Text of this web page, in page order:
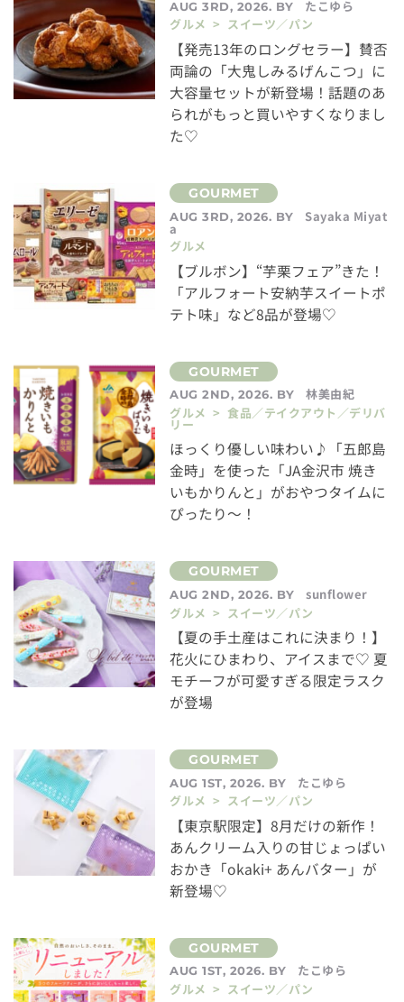
AUG 3RD, 2026. BY
たこゆら
グルメ > スイーツ／パン
【発売13年のロングセラー】賛否
両論の「大鬼しみるげんこつ」に
大容量セットが新登場！話題のあ
られがもっと買いやすくなりまし
た♡
AUG 3RD, 2026. BY Sayaka Miyat
a
グルメ
【ブルボン】“芋栗フェア”きた！
「アルフォート安納芋スイートポ
テト味」など8品が登場♡
AUG 2ND, 2026. BY
林美由紀
グルメ > 食品／テイクアウト／デリバ
リー
ほっくり優しい味わい♪「五郎島
金時」を使った「JA金沢市 焼き
いもかりんと」がおやつタイムに
ぴったり～！
AUG 2ND, 2026. BY
sunflower
グルメ > スイーツ／パン
【夏の手土産はこれに決まり！】
花火にひまわり、アイスまで♡ 夏
モチーフが可愛すぎる限定ラスク
が登場
AUG 1ST, 2026. BY
たこゆら
グルメ > スイーツ／パン
【東京駅限定】8月だけの新作！
あんクリーム入りの甘じょっぱい
おかき「okaki+ あんバター」が
新登場♡
AUG 1ST, 2026. BY
たこゆら
グルメ > スイーツ／パン